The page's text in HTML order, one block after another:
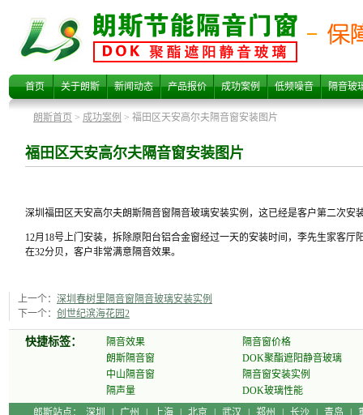
福田区天安高尔
夫隔音窗安装图
首页 关于朗斯 新闻动态 产品报价 成功案例 低频噪音 隔音玻
朗斯首页 > 成功案例 > 福田区天安高尔夫隔音窗安装图片
福田区天安高尔夫隔音窗安装图片
深圳福田区天安高尔夫朗斯隔音窗隔音玻璃安装实例，这已经是客户第二次
12月18号上门安装，拆除原阳台铝合金窗经过一天的安装时间，李先生家客
在32分贝，客户非常满意隔音效果。
上一个： 深圳春树里隔音窗隔音玻璃安装实例
下一个： 创世纪滨海花园2
快捷标签： 隔音效果
隔音窗价格
朗斯隔音窗
DOK聚酯遮阳静音玻璃
中山隔音窗
隔音窗安装实例
隔声量
DOK玻璃性能
郎斯站点：
深圳 广州 上海 北京 武汉 郑州 长沙 青岛